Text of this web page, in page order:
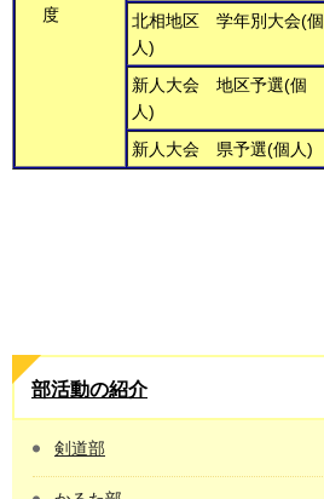
度
北相地区 学年別大会(個
人)
新人大会 地区予選(個
人)
新人大会 県予選(個人)
部活動の紹介
剣道部